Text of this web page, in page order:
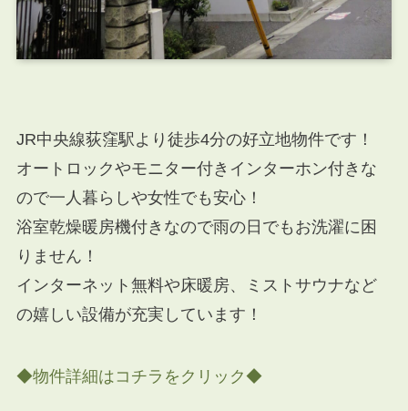
JR中央線荻窪駅より徒歩4分の好立地物件です！
オートロックやモニター付きインターホン付きな
ので一人暮らしや女性でも安心！
浴室乾燥暖房機付きなので雨の日でもお洗濯に困
りません！
インターネット無料や床暖房、ミストサウナなど
の嬉しい設備が充実しています！
◆物件詳細はコチラをクリック◆